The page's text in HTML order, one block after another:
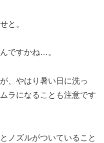
と。
ですかね…。
、やはり暑い日に洗っ
ラになることも注意です
ノズルがついていること